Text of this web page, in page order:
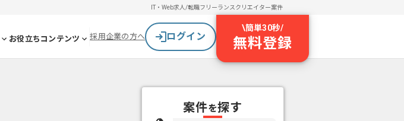
IT・Web求人/転職フリーランスクリエイター案件
お役立ちコンテンツ 採用企業の方へ ログイン
\簡単30秒/
無料登録
案件を探す